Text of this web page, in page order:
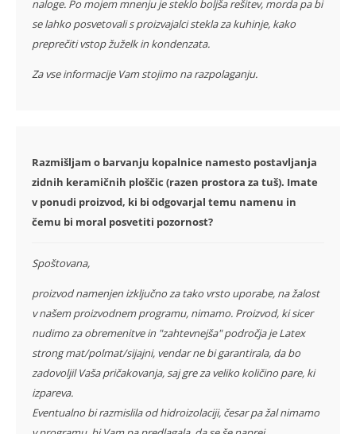
naloge. Po mojem mnenju je steklo boljša rešitev, morda pa bi
se lahko posvetovali s proizvajalci stekla za kuhinje, kako
preprečiti vstop žuželk in kondenzata.
Za vse informacije Vam stojimo na razpolaganju.
Razmišljam o barvanju kopalnice namesto postavljanja
zidnih keramičnih ploščic (razen prostora za tuš). Imate
v ponudi proizvod, ki bi odgovarjal temu namenu in
čemu bi moral posvetiti pozornost?
Spoštovana,
proizvod namenjen izključno za tako vrsto uporabe, na žalost
v našem proizvodnem programu, nimamo. Proizvod, ki sicer
nudimo za obremenitve in "zahtevnejša" področja je Latex
strong mat/polmat/sijajni, vendar ne bi garantirala, da bo
zadovoljil Vaša pričakovanja, saj gre za veliko količino pare, ki
izpareva.
Eventualno bi razmislila od hidroizolaciji, česar pa žal nimamo